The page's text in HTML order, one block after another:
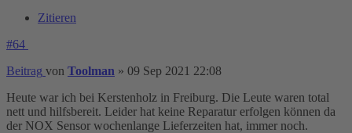
Zitieren
#64
Beitrag von Toolman » 09 Sep 2021 22:08
Heute war ich bei Kerstenholz in Freiburg. Die Leute waren total
nett und hilfsbereit. Leider hat keine Reparatur erfolgen können da
der NOX Sensor wochenlange Lieferzeiten hat, immer noch.